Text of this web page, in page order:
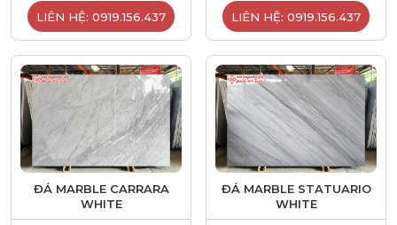
LIÊN HỆ: 0919.156.437 LIÊN HỆ: 0919.156.437
ĐÁ MARBLE CARRARA
WHITE
ĐÁ MARBLE STATUARIO
WHITE